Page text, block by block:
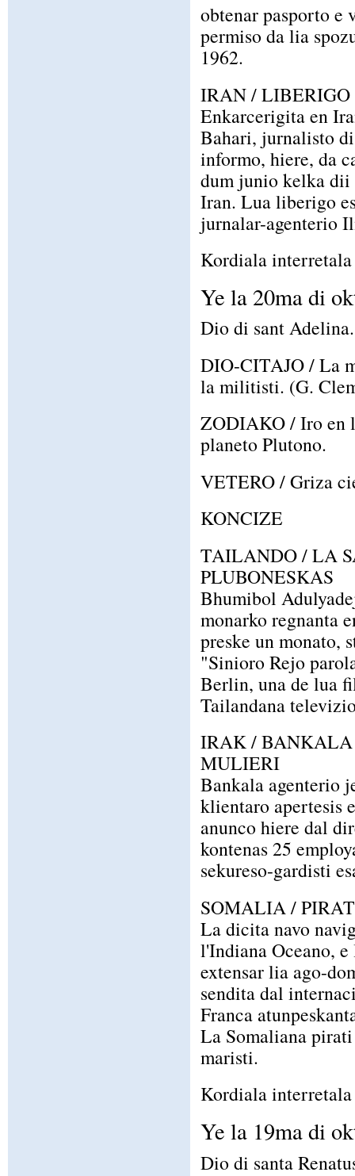
obtenar pasporto e
permiso da lia
1962.
IRAN /
Enkarcerigita en
Bahari, jurnalisto
informo, hiere, da
dum junio kelka dii
Iran. Lua liberigo
jurnalar-agenterio
Kordiala
Ye la 20ma di
Dio di sant Adelina.
DIO-CITAJO / La
la militisti. (G.
ZODIAKO / Iro en
planeto Plutono.
VETERO / Griza
KONCIZE
TAILANDO / LA
PLUBONESKAS
Bhumibol
monarko regnanta
preske un monato,
"Sinioro Rejo
Berlin, una de lua
Tailandana
IRAK / BANKALA
MULIERI
Bankala agenterio
klientaro apertesis
anunco hiere dal
kontenas 25
sekureso-gardisti
SOMALIA /
La dicita navo
l'Indiana Oceano,
extensar lia ago-
sendita dal
Franca
La Somaliana
maristi.
Kordiala
Ye la 19ma di
Dio di santa